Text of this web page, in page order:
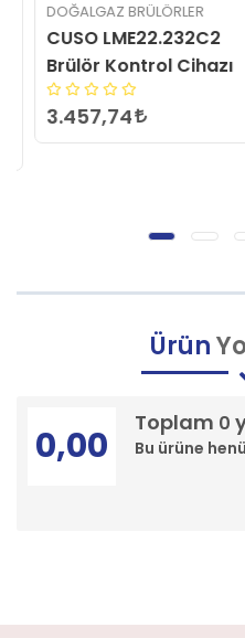
DOĞALGAZ BRÜLÖRLER
CUSO LME22.232C2
Brülör Kontrol Cihazı
3.457,74
Ürün
Toplam 0
Bu ürüne
0,00